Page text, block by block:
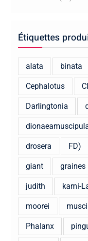
Étiquettes
alata binata
Cephalotus
Darlingtonia
drosera FD)
giant graines
judith karni-
moorei
Phalanx